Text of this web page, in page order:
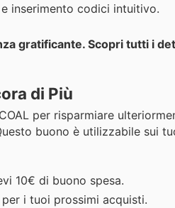
inserimento codici intuitivo.
gratificante. Scopri tutti i
di Più
per risparmiare
buono è utilizzabile sui
10€ di buono spesa.
i tuoi prossimi acquisti.